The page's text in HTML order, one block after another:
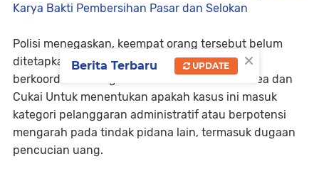
Karya Bakti Pembersihan Pasar dan Selokan
Polisi menegaskan, keempat orang tersebut belum
ditetapkan sebagai tersangka. Penyidik masih
berkoordinasi dengan Bank Indonesia Serta Bea dan
Cukai Untuk menentukan apakah kasus ini masuk
kategori pelanggaran administratif atau berpotensi
mengarah pada tindak pidana lain, termasuk dugaan
pencucian uang.
×
Berita Terbaru UPDATE